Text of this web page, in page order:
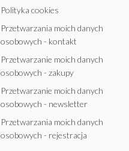
Polityka cookies
Przetwarzania moich danych
osobowych - kontakt
Przetwarzanie moich danych
osobowych - zakupy
Przetwarzanie moich danych
osobowych - newsletter
Przetwarzania moich danych
osobowych - rejestracja